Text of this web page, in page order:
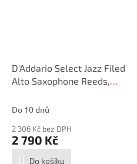
D'Addario Select Jazz Filed
Alto Saxophone Reeds,
Do 10 dnů
2 306 Kč bez DPH
2 790 Kč
Do košíku